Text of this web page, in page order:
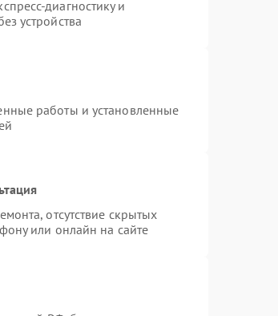
диагностику и
устройства
работы и установленные
отсутствие скрытых
или онлайн на сайте